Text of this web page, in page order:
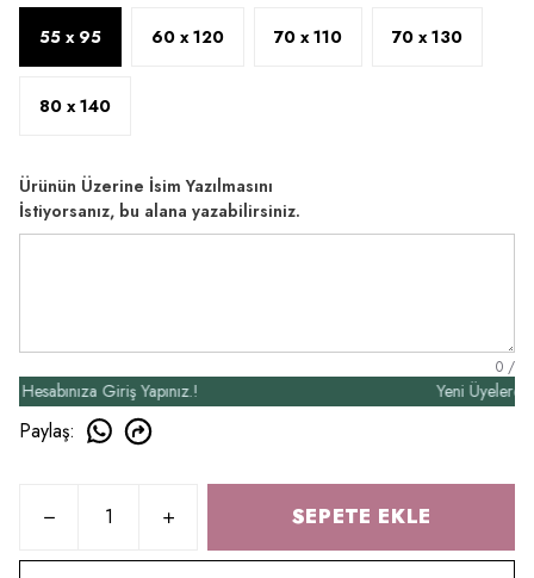
55 x 95 60 x 120 70 x 110 70 x 130
80 x 140
Ürünün Üzerine İsim Yazılmasını
İstiyorsanız, bu alana yazabilirsiniz.
0 /
Giriş Yapınız.! Yeni Üyelere
Paylaş:
SEPETE EKLE